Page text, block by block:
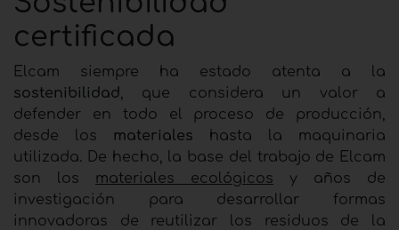
certificada
Elcam siempre ha estado atenta a la
sostenibilidad, que considera un valor a
defender en todo el proceso de producción,
desde los materiales hasta la maquinaria
utilizada. De hecho, la base del trabajo de Elcam
son los materiales ecológicos y años de
investigación para desarrollar formas
innovadoras de reutilizar los residuos de la